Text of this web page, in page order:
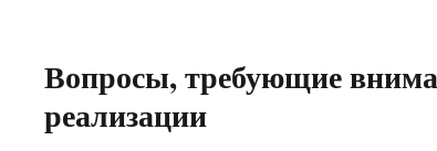
Вопросы, требующие
реализации